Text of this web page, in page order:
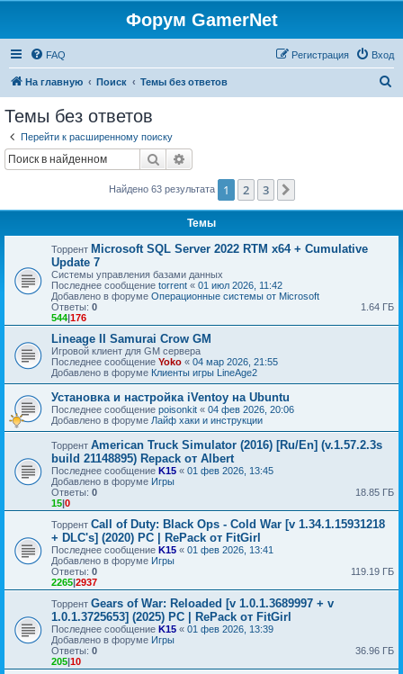
Форум GamerNet
FAQ Вход
Регистрация
На главную Поиск Темы без ответов
Темы без ответов
Перейти к расширенному поиску
Поиск
Найдено 63 результата 1 2 3
Темы
Торрент Microsoft SQL Server 2022 RTM x64 + Cumulative
Update 7
Системы управления базами данных
Последнее сообщение torrent « 01 июл 2026, 11:42
Добавлено в форуме Операционные системы от Microsoft
Ответы: 0
544|176
1.64 ГБ
Lineage II Samurai Crow GM
Игровой клиент для GM сервера
Последнее сообщение Yoko « 04 мар 2026, 21:55
Добавлено в форуме Клиенты игры LineAge2
Установка и настройка iVentoy на Ubuntu
Последнее сообщение poisonkit « 04 фев 2026, 20:06
Добавлено в форуме Лайф хаки и инструкции
Торрент American Truck Simulator (2016) [Ru/En] (v.1.57.2.3s
build 21148895) Repack от Albert
Последнее сообщение K15 « 01 фев 2026, 13:45
Добавлено в форуме Игры
Ответы: 0
15|0
18.85 ГБ
Торрент Call of Duty: Black Ops - Cold War [v 1.34.1.15931218
+ DLC's] (2020) PC | RePack от FitGirl
Последнее сообщение K15 « 01 фев 2026, 13:41
Добавлено в форуме Игры
Ответы: 0
2265|2937
119.19 ГБ
Торрент Gears of War: Reloaded [v 1.0.1.3689997 + v
1.0.1.3725653] (2025) PC | RePack от FitGirl
Последнее сообщение K15 « 01 фев 2026, 13:39
Добавлено в форуме Игры
Ответы: 0
205|10
36.96 ГБ